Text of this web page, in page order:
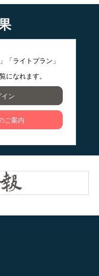
「ライトプラン」
になれます。
ン
ご案内